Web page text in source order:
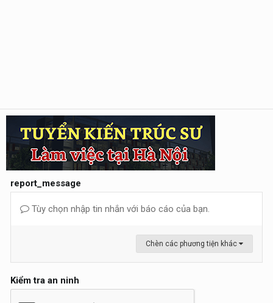
report_message
Tùy chọn nhập tin nhắn với báo cáo của bạn.
Chèn các phương tiện khác
Kiểm tra an ninh